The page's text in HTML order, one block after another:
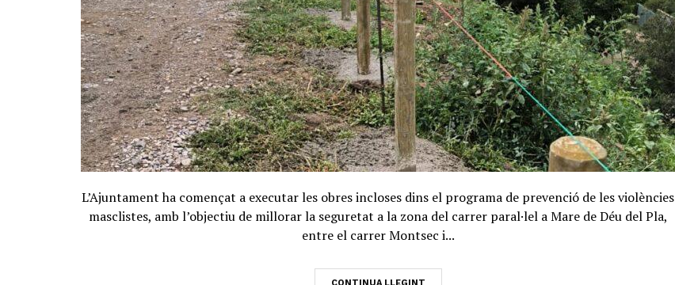
L’Ajuntament ha començat a executar les obres incloses dins el programa de prevenció de les violències
masclistes, amb l’objectiu de millorar la seguretat a la zona del carrer paral·lel a Mare de Déu del Pla,
entre el carrer Montsec i...